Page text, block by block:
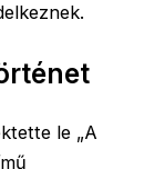
le „A